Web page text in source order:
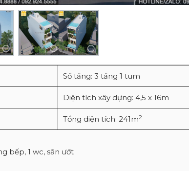
Số tầng: 3 tầng 1 tum
Diện tích xây dựng: 4,5 x 16m
Tổng diện tích: 241m2
bếp, 1 wc, sân ướt